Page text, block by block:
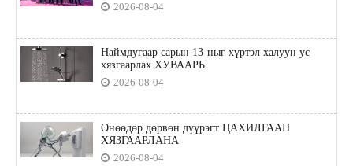
2026-08-04
Наймдугаар сарын 13-ныг хүртэл халуун ус
хязгаарлах ХУВААРЬ
2026-08-04
Өнөөдөр дөрвөн дүүрэгт ЦАХИЛГААН
ХЯЗГААРЛАНА
2026-08-04